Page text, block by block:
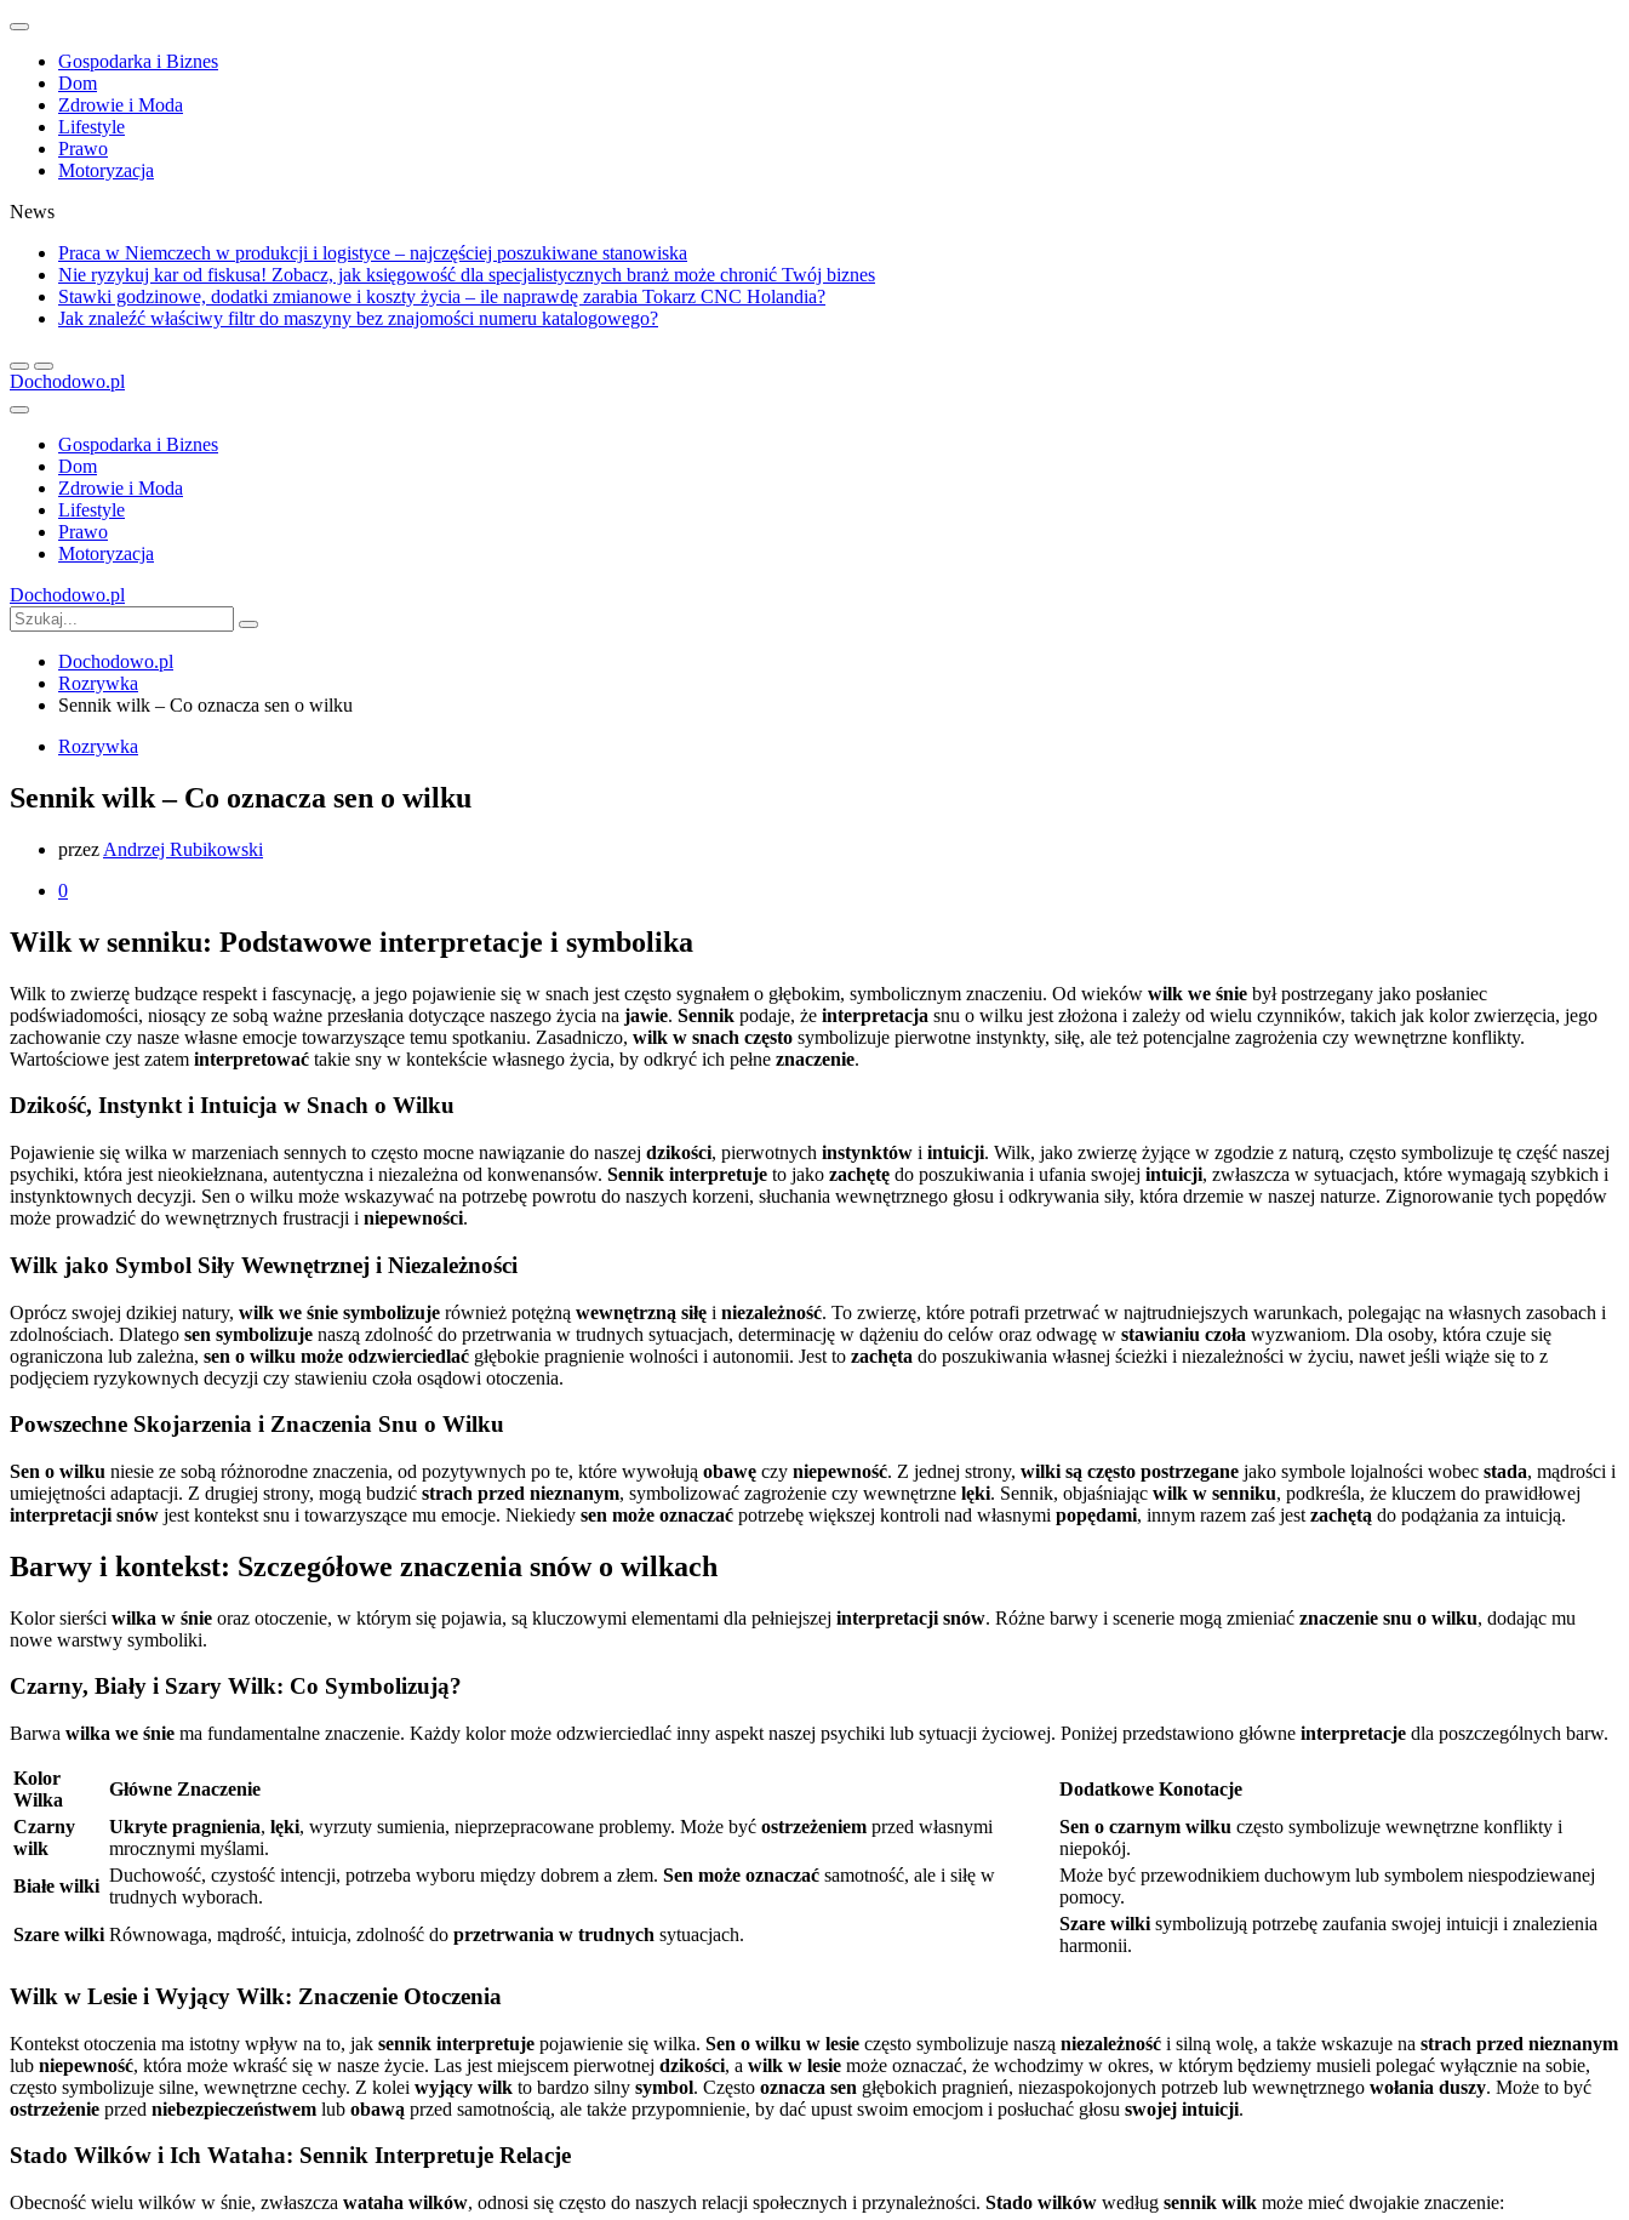
Gospodarka i Biznes
Dom
Zdrowie i Moda
Lifestyle
Prawo
Motoryzacja
News
Praca w Niemczech w produkcji i logistyce – najczęściej poszukiwane stanowiska
Nie ryzykuj kar od fiskusa! Zobacz, jak księgowość dla specjalistycznych branż może chronić Twój biznes
Stawki godzinowe, dodatki zmianowe i koszty życia – ile naprawdę zarabia Tokarz CNC Holandia?
Jak znaleźć właściwy filtr do maszyny bez znajomości numeru katalogowego?
Dochodowo.pl
Gospodarka i Biznes
Dom
Zdrowie i Moda
Lifestyle
Prawo
Motoryzacja
Dochodowo.pl
Dochodowo.pl
Rozrywka
Sennik wilk – Co oznacza sen o wilku
Rozrywka
Sennik wilk – Co oznacza sen o wilku
przez Andrzej Rubikowski
0
Wilk w senniku: Podstawowe interpretacje i symbolika
Wilk to zwierzę budzące respekt i fascynację, a jego pojawienie się w snach jest często sygnałem o głębokim, symbolicznym znaczeniu. Od wieków wilk we śnie był postrzegany jako posłaniec
podświadomości, niosący ze sobą ważne przesłania dotyczące naszego życia na jawie. Sennik podaje, że interpretacja snu o wilku jest złożona i zależy od wielu czynników, takich jak kolor zwierzęcia, jego
zachowanie czy nasze własne emocje towarzyszące temu spotkaniu. Zasadniczo, wilk w snach często symbolizuje pierwotne instynkty, siłę, ale też potencjalne zagrożenia czy wewnętrzne konflikty.
Wartościowe jest zatem interpretować takie sny w kontekście własnego życia, by odkryć ich pełne znaczenie.
Dzikość, Instynkt i Intuicja w Snach o Wilku
Pojawienie się wilka w marzeniach sennych to często mocne nawiązanie do naszej dzikości, pierwotnych instynktów i intuicji. Wilk, jako zwierzę żyjące w zgodzie z naturą, często symbolizuje tę część naszej
psychiki, która jest nieokiełznana, autentyczna i niezależna od konwenansów. Sennik interpretuje to jako zachętę do poszukiwania i ufania swojej intuicji, zwłaszcza w sytuacjach, które wymagają szybkich i
instynktownych decyzji. Sen o wilku może wskazywać na potrzebę powrotu do naszych korzeni, słuchania wewnętrznego głosu i odkrywania siły, która drzemie w naszej naturze. Zignorowanie tych popędów
może prowadzić do wewnętrznych frustracji i niepewności.
Wilk jako Symbol Siły Wewnętrznej i Niezależności
Oprócz swojej dzikiej natury, wilk we śnie symbolizuje również potężną wewnętrzną siłę i niezależność. To zwierzę, które potrafi przetrwać w najtrudniejszych warunkach, polegając na własnych zasobach i
zdolnościach. Dlatego sen symbolizuje naszą zdolność do przetrwania w trudnych sytuacjach, determinację w dążeniu do celów oraz odwagę w stawianiu czoła wyzwaniom. Dla osoby, która czuje się
ograniczona lub zależna, sen o wilku może odzwierciedlać głębokie pragnienie wolności i autonomii. Jest to zachęta do poszukiwania własnej ścieżki i niezależności w życiu, nawet jeśli wiąże się to z
podjęciem ryzykownych decyzji czy stawieniu czoła osądowi otoczenia.
Powszechne Skojarzenia i Znaczenia Snu o Wilku
Sen o wilku niesie ze sobą różnorodne znaczenia, od pozytywnych po te, które wywołują obawę czy niepewność. Z jednej strony, wilki są często postrzegane jako symbole lojalności wobec stada, mądrości i
umiejętności adaptacji. Z drugiej strony, mogą budzić strach przed nieznanym, symbolizować zagrożenie czy wewnętrzne lęki. Sennik, objaśniając wilk w senniku, podkreśla, że kluczem do prawidłowej
interpretacji snów jest kontekst snu i towarzyszące mu emocje. Niekiedy sen może oznaczać potrzebę większej kontroli nad własnymi popędami, innym razem zaś jest zachętą do podążania za intuicją.
Barwy i kontekst: Szczegółowe znaczenia snów o wilkach
Kolor sierści wilka w śnie oraz otoczenie, w którym się pojawia, są kluczowymi elementami dla pełniejszej interpretacji snów. Różne barwy i scenerie mogą zmieniać znaczenie snu o wilku, dodając mu
nowe warstwy symboliki.
Czarny, Biały i Szary Wilk: Co Symbolizują?
Barwa wilka we śnie ma fundamentalne znaczenie. Każdy kolor może odzwierciedlać inny aspekt naszej psychiki lub sytuacji życiowej. Poniżej przedstawiono główne interpretacje dla poszczególnych barw.
Kolor
Wilka
Główne Znaczenie
Dodatkowe Konotacje
Czarny
wilk
Ukryte pragnienia, lęki, wyrzuty sumienia, nieprzepracowane problemy. Może być ostrzeżeniem przed własnymi
mrocznymi myślami.
Sen o czarnym wilku często symbolizuje wewnętrzne konflikty i
niepokój.
Białe wilki
Duchowość, czystość intencji, potrzeba wyboru między dobrem a złem. Sen może oznaczać samotność, ale i siłę w
trudnych wyborach.
Może być przewodnikiem duchowym lub symbolem niespodziewanej
pomocy.
Szare wilki Równowaga, mądrość, intuicja, zdolność do przetrwania w trudnych sytuacjach.
Szare wilki symbolizują potrzebę zaufania swojej intuicji i znalezienia
harmonii.
Wilk w Lesie i Wyjący Wilk: Znaczenie Otoczenia
Kontekst otoczenia ma istotny wpływ na to, jak sennik interpretuje pojawienie się wilka. Sen o wilku w lesie często symbolizuje naszą niezależność i silną wolę, a także wskazuje na strach przed nieznanym
lub niepewność, która może wkraść się w nasze życie. Las jest miejscem pierwotnej dzikości, a wilk w lesie może oznaczać, że wchodzimy w okres, w którym będziemy musieli polegać wyłącznie na sobie,
często symbolizuje silne, wewnętrzne cechy. Z kolei wyjący wilk to bardzo silny symbol. Często oznacza sen głębokich pragnień, niezaspokojonych potrzeb lub wewnętrznego wołania duszy. Może to być
ostrzeżenie przed niebezpieczeństwem lub obawą przed samotnością, ale także przypomnienie, by dać upust swoim emocjom i posłuchać głosu swojej intuicji.
Stado Wilków i Ich Wataha: Sennik Interpretuje Relacje
Obecność wielu wilków w śnie, zwłaszcza wataha wilków, odnosi się często do naszych relacji społecznych i przynależności. Stado wilków według sennik wilk może mieć dwojakie znaczenie: